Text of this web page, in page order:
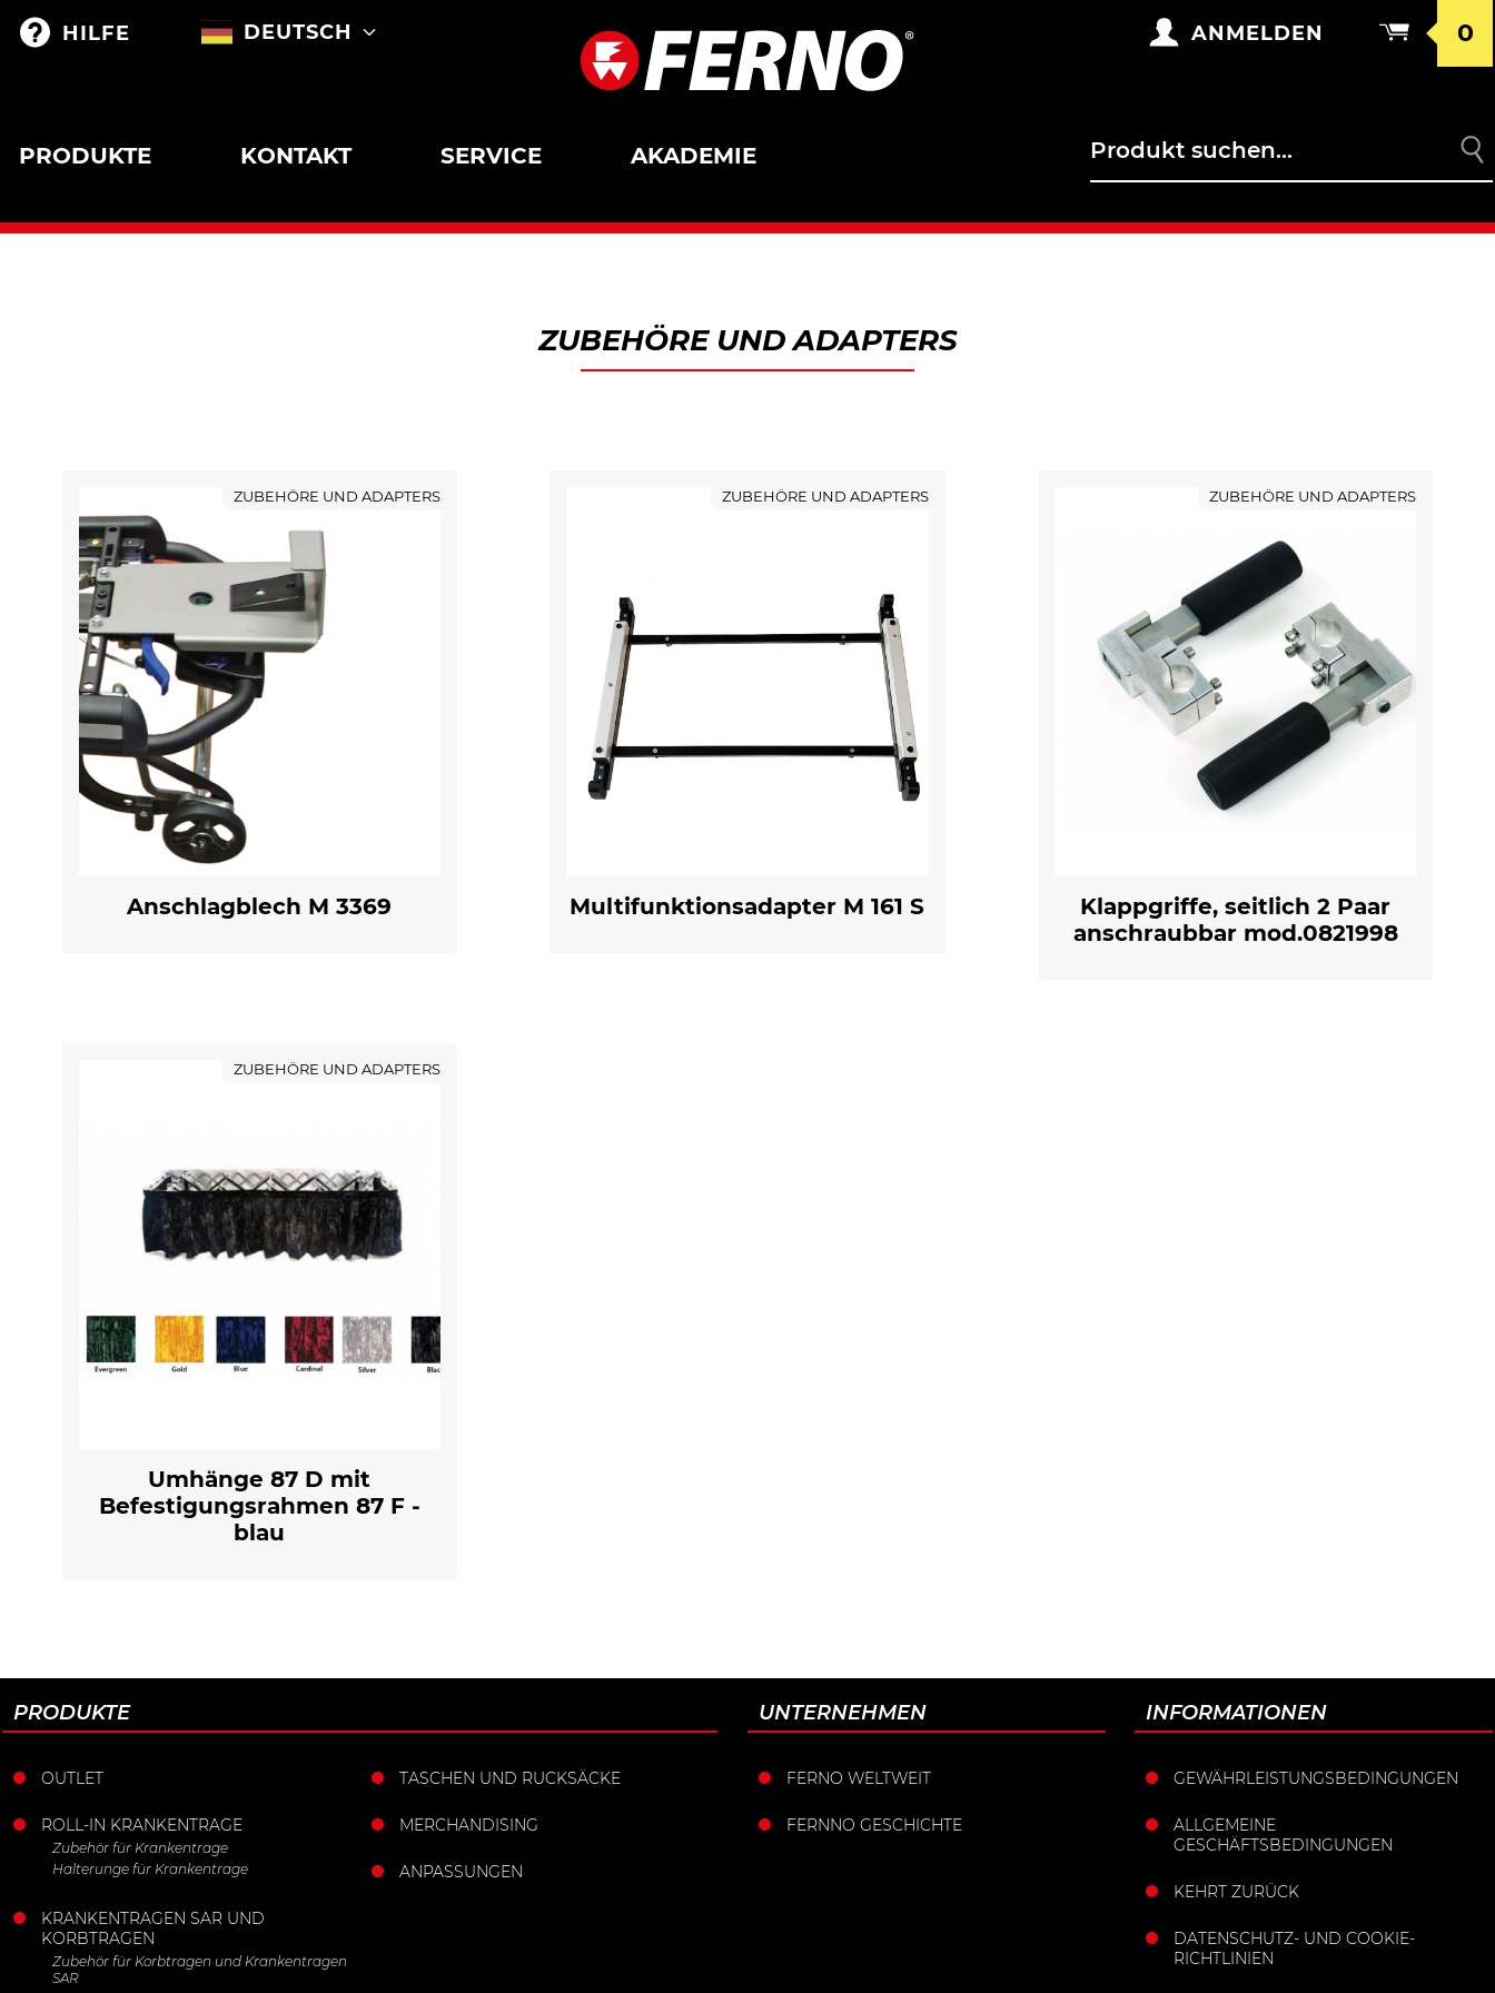
HILFE DEUTSCH ANMELDEN 0
PRODUKTE KONTAKT SERVICE AKADEMIE
ZUBEHÖRE UND ADAPTERS
ZUBEHÖRE UND ADAPTERS
Anschlagblech M 3369
ZUBEHÖRE UND ADAPTERS
Multifunktionsadapter M 161 S
ZUBEHÖRE UND ADAPTERS
Klappgriffe, seitlich 2 Paar
anschraubbar mod.0821998
ZUBEHÖRE UND ADAPTERS
Umhänge 87 D mit
Befestigungsrahmen 87 F -
blau
PRODUKTE
OUTLET
ROLL-IN KRANKENTRAGE
Zubehör für Krankentrage
Halterunge für Krankentrage
KRANKENTRAGEN SAR UND
KORBTRAGEN
Zubehör für Korbtragen und Krankentragen
SAR
TASCHEN UND RUCKSÄCKE
MERCHANDISING
ANPASSUNGEN
UNTERNEHMEN
FERNO WELTWEIT
FERNNO GESCHICHTE
INFORMATIONEN
GEWÄHRLEISTUNGSBEDINGUNGEN
ALLGEMEINE
GESCHÄFTSBEDINGUNGEN
KEHRT ZURÜCK
DATENSCHUTZ- UND COOKIE-
RICHTLINIEN